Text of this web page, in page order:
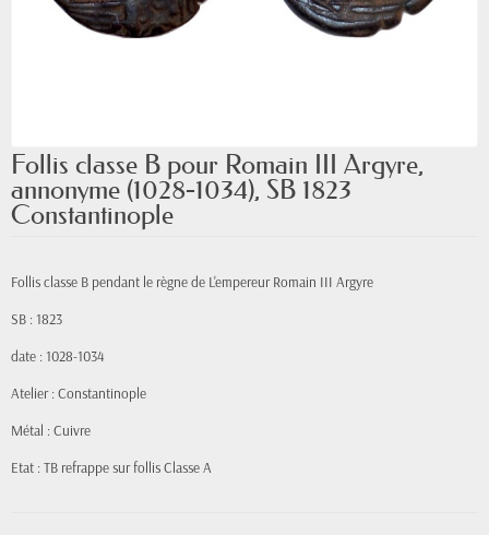
Follis classe B pour Romain III Argyre,
annonyme (1028-1034), SB 1823
Constantinople
Follis classe B pendant le règne de L'empereur Romain III Argyre
SB : 1823
date : 1028-1034
Atelier : Constantinople
Métal : Cuivre
Etat : TB refrappe sur follis Classe A